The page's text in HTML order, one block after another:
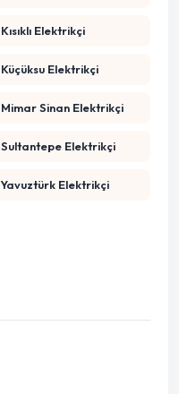
Kısıklı Elektrikçi
Küçüksu Elektrikçi
Mimar Sinan Elektrikçi
Sultantepe Elektrikçi
Yavuztürk Elektrikçi